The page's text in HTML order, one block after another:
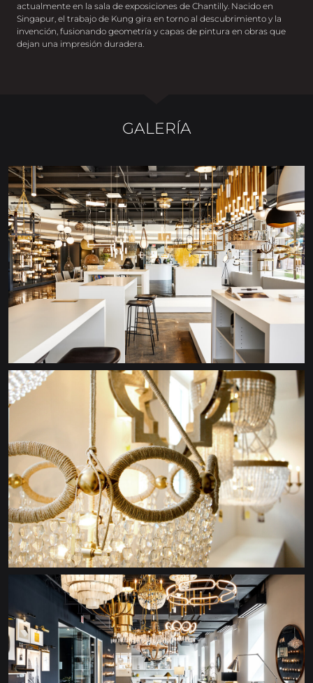
actualmente en la sala de exposiciones de Chantilly. Nacido en
Singapur, el trabajo de Kung gira en torno al descubrimiento y la
invención, fusionando geometría y capas de pintura en obras que
dejan una impresión duradera.
GALERÍA